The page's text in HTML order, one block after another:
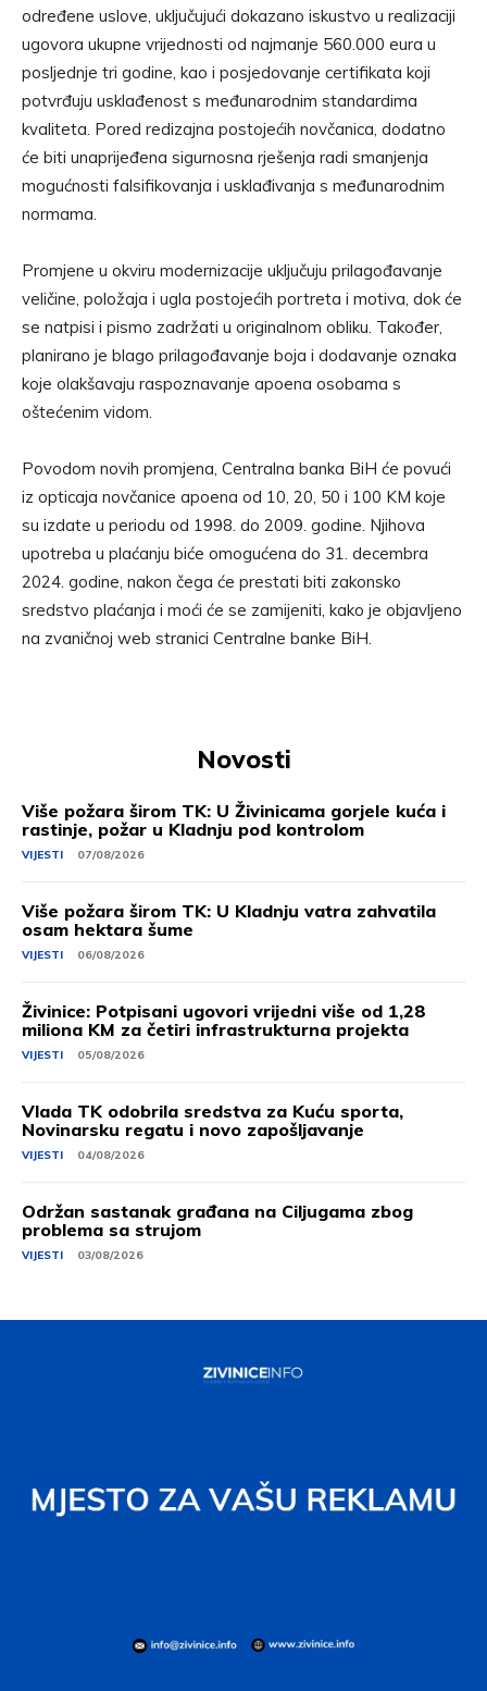
određene uslove, uključujući dokazano iskustvo u realizaciji
ugovora ukupne vrijednosti od najmanje 560.000 eura u
posljednje tri godine, kao i posjedovanje certifikata koji
potvrđuju usklađenost s međunarodnim standardima
kvaliteta. Pored redizajna postojećih novčanica, dodatno
će biti unaprijeđena sigurnosna rješenja radi smanjenja
mogućnosti falsifikovanja i usklađivanja s međunarodnim
normama.
Promjene u okviru modernizacije uključuju prilagođavanje
veličine, položaja i ugla postojećih portreta i motiva, dok će
se natpisi i pismo zadržati u originalnom obliku. Također,
planirano je blago prilagođavanje boja i dodavanje oznaka
koje olakšavaju raspoznavanje apoena osobama s
oštećenim vidom.
Povodom novih promjena, Centralna banka BiH će povući
iz opticaja novčanice apoena od 10, 20, 50 i 100 KM koje
su izdate u periodu od 1998. do 2009. godine. Njihova
upotreba u plaćanju biće omogućena do 31. decembra
2024. godine, nakon čega će prestati biti zakonsko
sredstvo plaćanja i moći će se zamijeniti, kako je objavljeno
na zvaničnoj web stranici Centralne banke BiH.
Novosti
Više požara širom TK: U Živinicama gorjele kuća i
rastinje, požar u Kladnju pod kontrolom
VIJESTI 07/08/2026
Više požara širom TK: U Kladnju vatra zahvatila
osam hektara šume
VIJESTI 06/08/2026
Živinice: Potpisani ugovori vrijedni više od 1,28
miliona KM za četiri infrastrukturna projekta
VIJESTI 05/08/2026
Vlada TK odobrila sredstva za Kuću sporta,
Novinarsku regatu i novo zapošljavanje
VIJESTI 04/08/2026
Održan sastanak građana na Ciljugama zbog
problema sa strujom
VIJESTI 03/08/2026